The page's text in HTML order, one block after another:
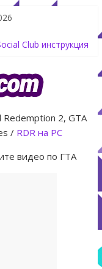
Kortz Center Heist
Club инструкция
появится в
Redemption 2, GTA
/ RDR на PC
видео по ГТА